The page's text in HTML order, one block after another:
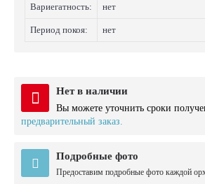
Вариегатность: нет
Период покоя: нет
Нет в наличии
Вы можете уточнить сроки
предварительный заказ.
Подробные фото
Предоставим подробные фото каждой